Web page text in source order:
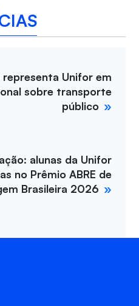
Unifor em
sobre transporte
público
alunas da Unifor
no Prêmio ABRE de
Brasileira 2026